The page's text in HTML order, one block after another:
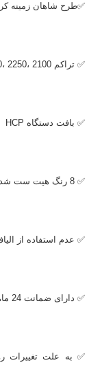
✅طرح شاهان زمینه
✅ تراکم 2100 ،2250 ،2550
✅ بافت دستگاه HCP
✅ 8 رنگ هیت ست شده و بدون حساسیت
✅ عدم استفاده از
✅ دارای ضمانت 24 ماهه کیفیت فرش
✅ به علت تغییرات